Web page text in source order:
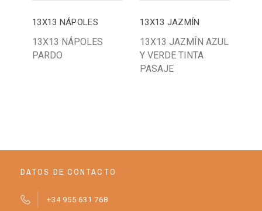
13X13 NÁPOLES
13X13 NÁPOLES
PARDO
13X13 JAZMÍN
13X13 JAZMÍN AZUL
Y VERDE TINTA
PASAJE
DATOS DE CONTACTO
+34 955 631 768